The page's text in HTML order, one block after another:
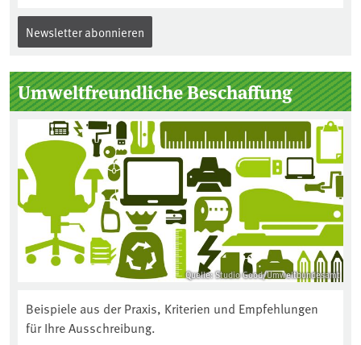
Newsletter abonnieren
Umweltfreundliche Beschaffung
Quelle: Studio Good/Umweltbundesamt
Beispiele aus der Praxis, Kriterien und Empfehlungen
für Ihre Ausschreibung.